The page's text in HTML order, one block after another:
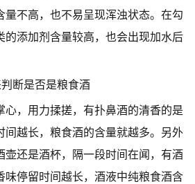
量不高，也不易呈现浑浊状态。在勾
的添加剂含量较高，也会出现加水后
断是否是粮食酒
心，用力揉搓，有扑鼻酒的清香的是
间越长，粮食酒的含量就越多。另外
壶还是酒杯，隔一段时间在闻，有酒
味停留时间越长，酒液中纯粮食酒含